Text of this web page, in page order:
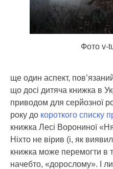
Фото v-
ще один аспект,
що досі дитяча книжка в
приводом для серйозної
року до короткого списку
книжка Лесі Ворониної
Ніхто не вірив (і, як
книжка може перемогти в
начебто, «дорослому». І